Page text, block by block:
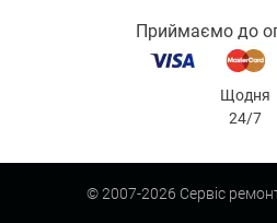
Приймаємо до
Щодня
24/7
© 2007-2026 Сервіс